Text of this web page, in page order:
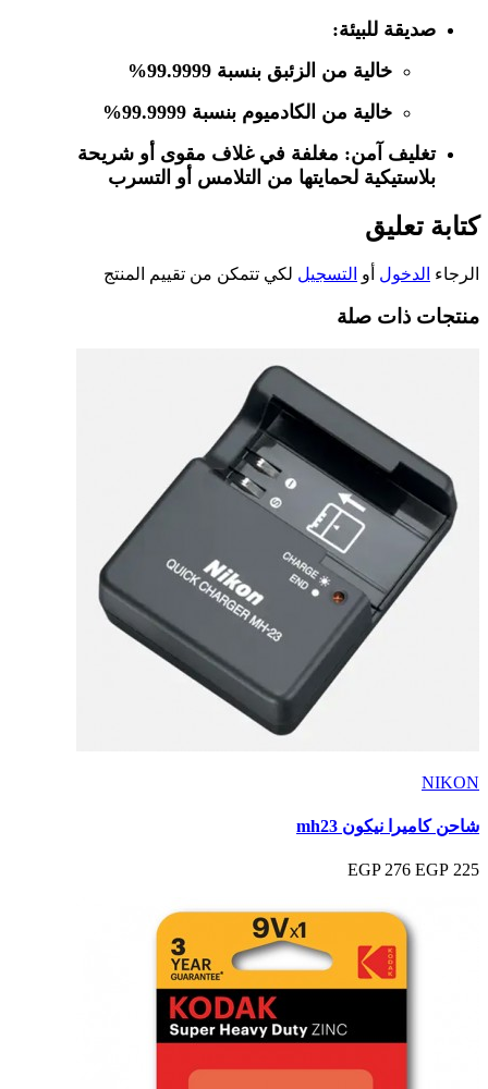
صديقة للبيئة:
خالية من الزئبق بنسبة 99.9999%
خالية من الكادميوم بنسبة 99.9999%
تغليف آمن: مغلفة في غلاف مقوى أو شريحة
بلاستيكية لحمايتها من التلامس أو التسرب
كتابة تعليق
الرجاء الدخول أو التسجيل لكي تتمكن من تقييم المنتج
منتجات ذات صلة
NIKON
شاحن كاميرا نيكون mh23
225 EGP
276 EGP